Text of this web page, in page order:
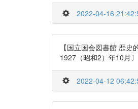
2022-04-16
【国立国会図書館 歴
1927（昭和2）年10月
2022-04-12